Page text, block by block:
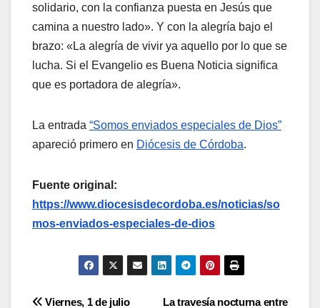
solidario, con la confianza puesta en Jesús que
camina a nuestro lado». Y con la alegría bajo el
brazo: «La alegría de vivir ya aquello por lo que se
lucha. Si el Evangelio es Buena Noticia significa
que es portadora de alegría».
La entrada “Somos enviados especiales de Dios”
apareció primero en Diócesis de Córdoba.
Fuente original:
https://www.diocesisdecordoba.es/noticias/so
mos-enviados-especiales-de-dios
La travesía nocturna entre
Viernes, 1 de julio